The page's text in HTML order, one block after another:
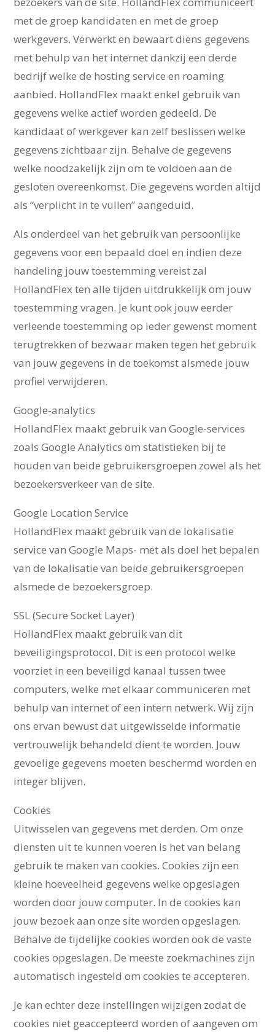
met de groep kandidaten en met de groep
werkgevers. Verwerkt en bewaart diens gegevens
met behulp van het internet dankzij een derde
bedrijf welke de hosting service en roaming
aanbied. HollandFlex maakt enkel gebruik van
gegevens welke actief worden gedeeld. De
kandidaat of werkgever kan zelf beslissen welke
gegevens zichtbaar zijn. Behalve de gegevens
welke noodzakelijk zijn om te voldoen aan de
gesloten overeenkomst. Die gegevens worden altijd
als “verplicht in te vullen” aangeduid.
Als onderdeel van het gebruik van persoonlijke
gegevens voor een bepaald doel en indien deze
handeling jouw toestemming vereist zal
HollandFlex ten alle tijden uitdrukkelijk om jouw
toestemming vragen. Je kunt ook jouw eerder
verleende toestemming op ieder gewenst moment
terugtrekken of bezwaar maken tegen het gebruik
van jouw gegevens in de toekomst alsmede jouw
profiel verwijderen.
Google-analytics
HollandFlex maakt gebruik van Google-services
zoals Google Analytics om statistieken bij te
houden van beide gebruikersgroepen zowel als het
bezoekersverkeer van de site.
Google Location Service
HollandFlex maakt gebruik van de lokalisatie
service van Google Maps- met als doel het bepalen
van de lokalisatie van beide gebruikersgroepen
alsmede de bezoekersgroep.
SSL (Secure Socket Layer)
HollandFlex maakt gebruik van dit
beveiligingsprotocol. Dit is een protocol welke
voorziet in een beveiligd kanaal tussen twee
computers, welke met elkaar communiceren met
behulp van internet of een intern netwerk. Wij zijn
ons ervan bewust dat uitgewisselde informatie
vertrouwelijk behandeld dient te worden. Jouw
gevoelige gegevens moeten beschermd worden en
integer blijven.
Cookies
Uitwisselen van gegevens met derden. Om onze
diensten uit te kunnen voeren is het van belang
gebruik te maken van cookies. Cookies zijn een
kleine hoeveelheid gegevens welke opgeslagen
worden door jouw computer. In de cookies kan
jouw bezoek aan onze site worden opgeslagen.
Behalve de tijdelijke cookies worden ook de vaste
cookies opgeslagen. De meeste zoekmachines zijn
automatisch ingesteld om cookies te accepteren.
Je kan echter deze instellingen wijzigen zodat de
cookies niet geaccepteerd worden of aangeven om